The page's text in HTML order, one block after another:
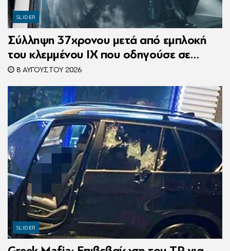
SLIDER
Σύλληψη 37χρονου μετά από εμπλοκή
του κλεμμένου ΙΧ που οδηγούσε σε
τροχαίο
8 ΑΥΓΟΎΣΤΟΥ 2026
SLIDER